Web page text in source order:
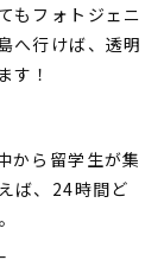
もフォトジェニ
へ行けば、透明
す！
から留学生が集
ば、 24時間ど